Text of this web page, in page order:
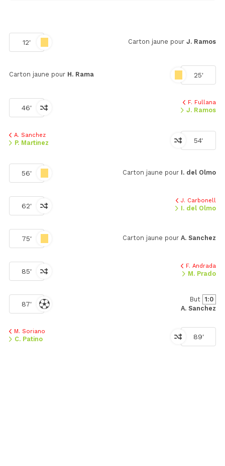
12' Carton jaune pour J. Ramos
25'
Carton jaune pour H. Rama
46'
F. Fullana
J. Ramos
54'
A. Sanchez
P. Martinez
56' Carton jaune pour I. del Olmo
62'
J. Carbonell
I. del Olmo
75' Carton jaune pour A. Sanchez
85'
F. Andrada
M. Prado
87'
But 1:0
A. Sanchez
89'
M. Soriano
C. Patino